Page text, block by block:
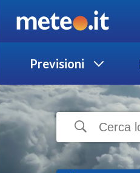
Previsioni